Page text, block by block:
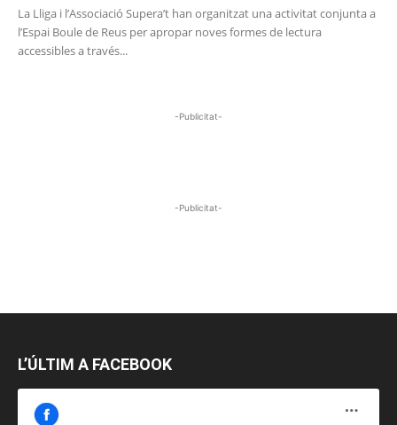
La Lliga i l’Associació Supera’t han organitzat una activitat conjunta a
l’Espai Boule de Reus per apropar noves formes de lectura
accessibles a través...
-Publicitat-
-Publicitat-
L’ÚLTIM A FACEBOOK